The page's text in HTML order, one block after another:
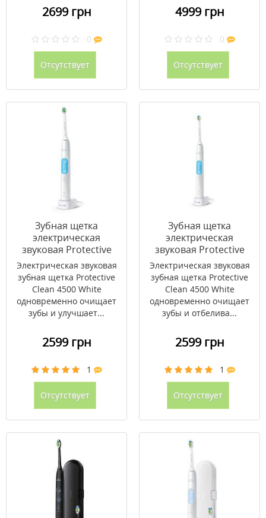
2699 грн
0
Отсутствует
4999 грн
0
Отсутствует
Зубная щетка
электрическая
звуковая Protective
Clean 4500 White
HX6888/89
Электрическая звуковая
зубная щетка Protective
Clean 4500 White
одновременно очищает
зубы и улучшает...
2599 грн
1
Отсутствует
Зубная щетка
электрическая
звуковая Protective
Clean 4500 White
HX6888/90
Электрическая звуковая
зубная щетка Protective
Clean 4500 White
одновременно очищает
зубы и отбелива...
2599 грн
1
Отсутствует